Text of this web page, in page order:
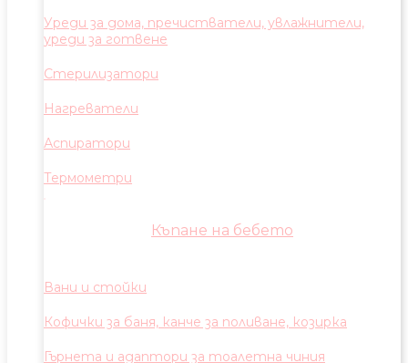
Уреди за дома, пречистватели, увлажнители,
уреди за готвене
Стерилизатори
Нагреватели
Аспиратори
Термометри
Къпане на бебето
Вани и стойки
Кофички за баня, канче за поливане, козирка
Гърнета и адаптори за тоалетна чиния